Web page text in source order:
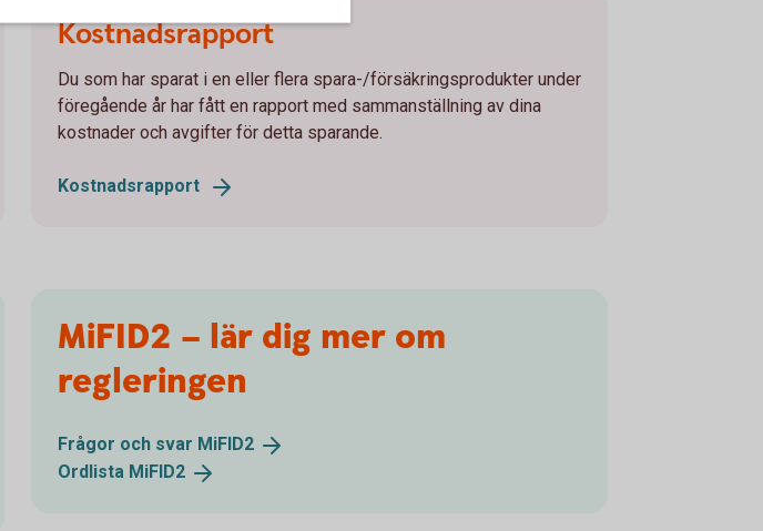
Kostnadsrapport
Du som har sparat i en eller flera spara-/försäkringsprodukter under
föregående år har fått en rapport med sammanställning av dina
kostnader och avgifter för detta sparande.
Kostnadsrapport
MiFID2 – lär dig mer om
regleringen
Frågor och svar MiFID2
Ordlista MiFID2